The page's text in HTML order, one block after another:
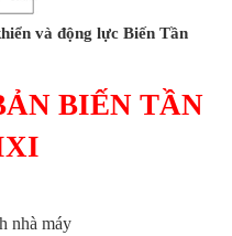
lực Biến Tần
BIẾN TẦN
máy